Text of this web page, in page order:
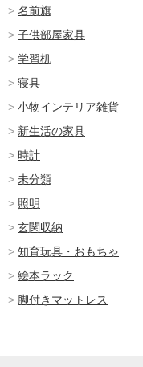
名前旗
子供部屋家具
学習机
寝具
小物インテリア雑貨
新生活の家具
時計
未分類
照明
玄関収納
知育玩具・おもちゃ
絵本ラック
脚付きマットレス